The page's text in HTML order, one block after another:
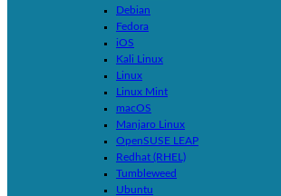
Debian
Fedora
iOS
Kali Linux
Linux
Linux Mint
macOS
Manjaro Linux
OpenSUSE LEAP
Redhat (RHEL)
Tumbleweed
Ubuntu